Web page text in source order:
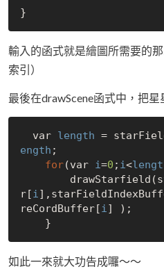
輸入的函式就是繪圖所需要的
索引）
最後在drawScene函式中，把
  var
length =
ength ;
for(var i=0 ; i<
r[i
reCordBuffer[i] );
如此一來就大功告成囉～～